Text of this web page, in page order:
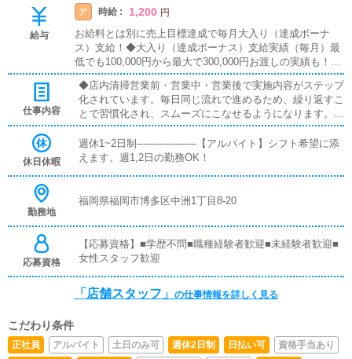
給与
ア 時給 : 1,200 円
お給料とは別に売上目標達成で毎月大入り（達成ボーナ
ス）支給！◆大入り（達成ボーナス）支給実績（毎月）最
低でも100,000円から最大で300,000円お渡しの実績も！役
職・社歴関係なく売上に応じてお渡しいたします。-----------
--------【アルバイト】時給：1,200円能力次第で随時昇給あ
り！
仕事内容
◆店内清掃営業前・営業中・営業後で実施内容がステップ
化されています。毎日同じ流れで進めるため、繰り返すこ
とで習慣化され、スムーズにこなせるようになります。特
別な技術は不要です。◆ネット更新商品情報やキャンペー
ン掲載などの更新業務は、テンプレートが完備されていま
す。文字や画像を当てはめるだけで完了するので、パソコ
は不要で、リストの項目を確認するだけです。最初は先輩
ーできます。
休日休暇
週休1~2日制-------------------【アルバイト】シフト希望に添
えます。週1,2日の勤務OK！
勤務地
福岡県福岡市博多区中洲1丁目8-20
応募資格
【応募資格】■学歴不問■職種経験者歓迎■未経験者歓迎■
女性スタッフ歓迎
「店舗スタッフ」 の仕事情報を詳しく見る
こだわり条件
正社員 アルバイト 土日のみ可 週休2日制 日払い可
資格手当あり